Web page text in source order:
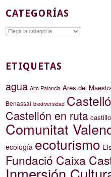
CATEGORÍAS
Categorías
ETIQUETAS
agua Alto Palancia Ares del
Benassal biodiversidad Castelló
Castellón en ruta castillo
Comunitat
ecología ecoturismo
Fundació Caixa